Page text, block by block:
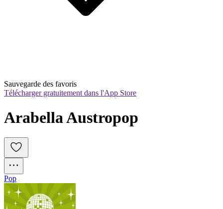
Sauvegarde des favoris
Télécharger gratuitement dans l'App Store
Arabella Austropop
Pop